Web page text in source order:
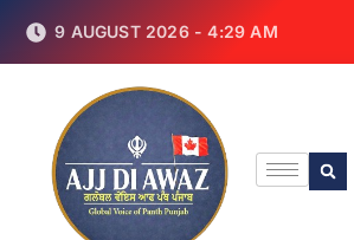
9 AUGUST 2026 - 4:29 AM